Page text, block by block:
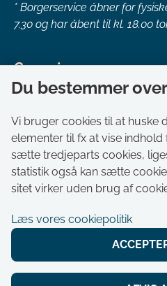
* Borgerservice åbner for
7.30 og har åbent til kl. 18.00
Genveje
Om kommunen
Aktuelt
Akut hjælp
Bestil tid i Borgerservice
Ledige stillinger
Selvbetjening
Du bestemmer
Vi bruger cookies til at huske
elementer til fx at vise
sætte tredjeparts cookies,
statistik også kan sætte
sitet virker uden brug af
Læs vores cookiepolitik